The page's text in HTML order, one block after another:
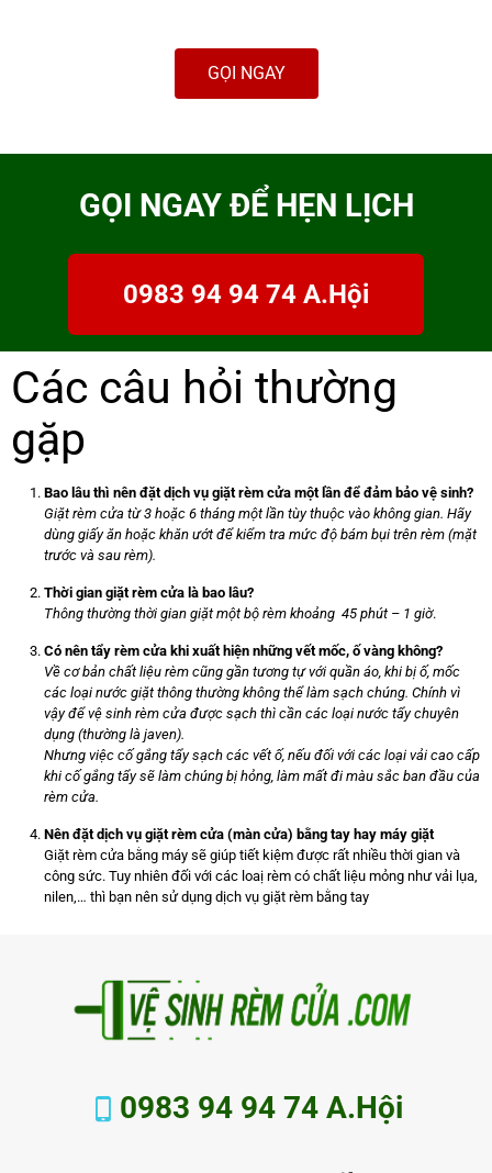
GỌI NGAY
GỌI NGAY ĐỂ HẸN LỊCH
0983 94 94 74 A.Hội
Các câu hỏi thường
gặp
Bao lâu thì nên đặt dịch vụ giặt rèm cửa một lần để đảm bảo vệ sinh?
Giặt rèm cửa từ 3 hoặc 6 tháng một lần tùy thuộc vào không gian. Hãy
dùng giấy ăn hoặc khăn ướt để kiểm tra mức độ bám bụi trên rèm (mặt
trước và sau rèm).
Thời gian giặt rèm cửa là bao lâu?
Thông thường thời gian giặt một bộ rèm khoảng 45 phút – 1 giờ.
Có nên tẩy rèm cửa khi xuất hiện những vết mốc, ố vàng không?
Về cơ bản chất liệu rèm cũng gần tương tự với quần áo, khi bị ố, mốc
các loại nước giặt thông thường không thể làm sạch chúng. Chính vì
vậy để vệ sinh rèm cửa được sạch thì cần các loại nước tẩy chuyên
dụng (thường là javen).
Nhưng việc cố gắng tẩy sạch các vết ố, nếu đối với các loại vải cao cấp
khi cố gắng tẩy sẽ làm chúng bị hỏng, làm mất đi màu sắc ban đầu của
rèm cửa.
Nên đặt dịch vụ giặt rèm cửa (màn cửa) bằng tay hay máy giặt
Giặt rèm cửa bằng máy sẽ giúp tiết kiệm được rất nhiều thời gian và
công sức. Tuy nhiên đối với các loaị rèm có chất liệu mỏng như vải lụa,
nilen,… thì bạn nên sử dụng dịch vụ giặt rèm bằng tay
0983 94 94 74 A.Hội